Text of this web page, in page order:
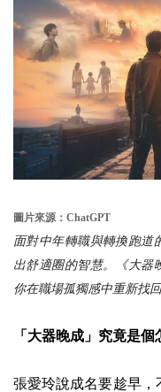
圖片來源：ChatGPT
面對中年轉職與轉換跑道
出舒適圈的智慧。《大器
你在職場孤獨感中重新找
「大器晚成」究竟是
張愛玲說成名要趁早，